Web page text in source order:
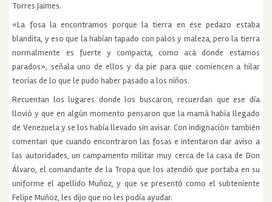
Torres Jaimes.
«La fosa la encontramos porque la tierra en ese pedazo estaba
blandita, y eso que la habían tapado con palos y maleza, pero la tierra
normalmente es fuerte y compacta, como acá donde estamos
parados», señala uno de ellos y da pie para que comiencen a hilar
teorías de lo que le pudo haber pasado a los niños.
Recuentan los lugares donde los buscaron, recuerdan que ese día
llovió y que en algún momento pensaron que la mamá había llegado
de Venezuela y se los había llevado sin avisar. Con indignación también
comentan que cuando encontraron las fosas e intentaron dar aviso a
las autoridades, un campamento militar muy cerca de la casa de Don
Álvaro, el comandante de la Tropa que los atendió que portaba en su
uniforme el apellido Muñoz, y que se presentó como el subteniente
Felipe Muñoz, les dijo que no les podía ayudar.